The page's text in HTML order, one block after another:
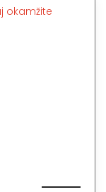
okamžite